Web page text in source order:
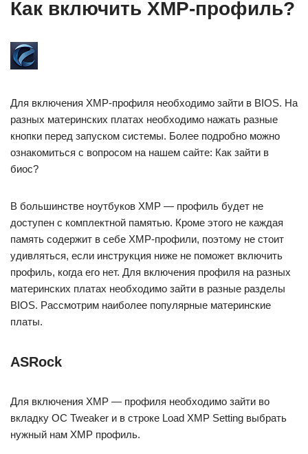
Как включить XMP-профиль?
Для включения XMP-профиля необходимо зайти в BIOS. На
разных материнских платах необходимо нажать разные
кнопки перед запуском системы. Более подробно можно
ознакомиться с вопросом на нашем сайте: Как зайти в
биос?
В большинстве ноутбуков XMP — профиль будет не
доступен с комплектной памятью. Кроме этого не каждая
память содержит в себе XMP-профили, поэтому не стоит
удивляться, если инструкция ниже не поможет включить
профиль, когда его нет. Для включения профиля на разных
материнских платах необходимо зайти в разные разделы
BIOS. Рассмотрим наиболее популярные материнские
платы.
ASRock
Для включения XMP — профиля необходимо зайти во
вкладку OC Tweaker и в строке Load XMP Setting выбрать
нужный нам XMP профиль.